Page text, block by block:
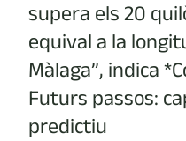
supera els 20
equival a la
Màlaga”, indica
Futurs passos:
predictiu